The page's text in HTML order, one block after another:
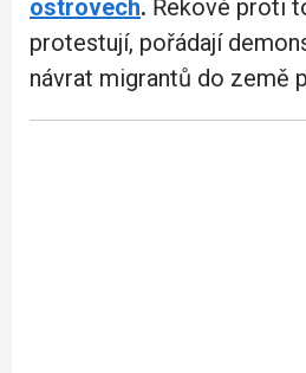
ostrovech. Řekové proti
protestují, pořádají
návrat migrantů do země